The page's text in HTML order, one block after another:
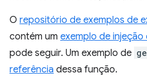
O repositório de exemplos de
contém um exemplo de injeção
pode seguir. Um exemplo de
referência dessa função.